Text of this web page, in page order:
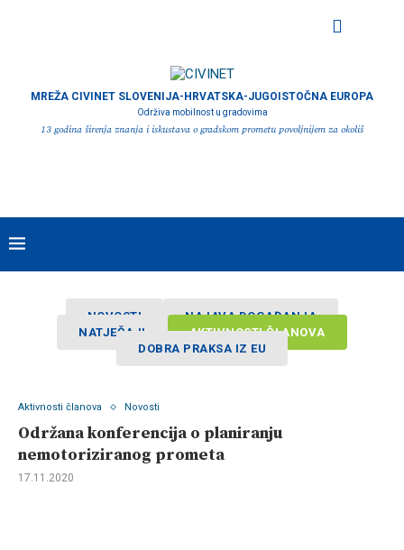
MREŽA CIVINET SLOVENIJA-HRVATSKA-JUGOISTOČNA EUROPA
Održiva mobilnost u gradovima
13 godina širenja znanja i iskustava o gradskom prometu povoljnijem za okoliš
NOVOSTI
NAJAVA DOGAĐANJA
NATJEČAJI
AKTIVNOSTI ČLANOVA
DOBRA PRAKSA IZ EU
Aktivnosti članova Novosti
Održana konferencija o planiranju
nemotoriziranog prometa
17.11.2020